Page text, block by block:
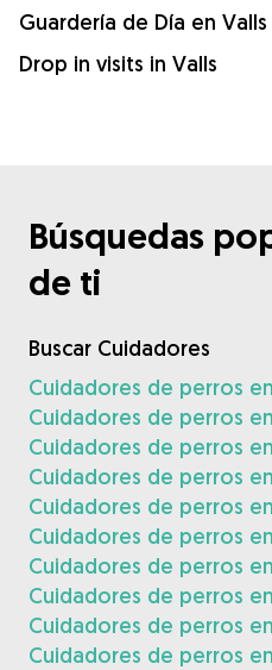
Guardería de Día en Valls
Drop in visits in Valls
Búsquedas
de ti
Buscar Cuidadores
Cuidadores de perros
Cuidadores de perros
Cuidadores de perros
Cuidadores de perros
Cuidadores de perros
Cuidadores de perros
Cuidadores de perros
Cuidadores de perros
Cuidadores de perros
Cuidadores de perros